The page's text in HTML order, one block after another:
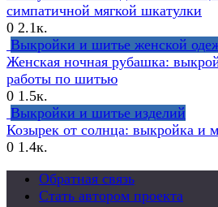
симпатичной мягкой шкатулки
0 2.1к.
Выкройки и шитье женской
Женская ночная рубашка:
работы по шитью
0 1.5к.
Выкройки и шитье изделий
Козырек от солнца: выкройка и
0 1.4к.
Обратная связь
Стать автором проекта